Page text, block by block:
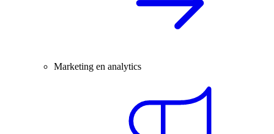
Marketing en analytics